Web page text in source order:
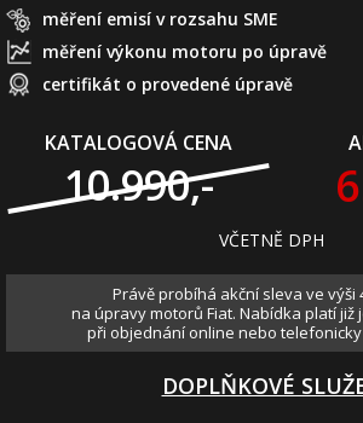
měření emisí v rozsahu SME
měření výkonu motoru po úpravě
certifikát o provedené úpravě
KATALOGOVÁ CENA
10.990,-
VČETNĚ DPH
Právě probíhá akční sleva ve výši
na úpravy motorů Fiat. Nabídka platí již
při objednání online nebo telefonicky
DOPLŇKOVÉ